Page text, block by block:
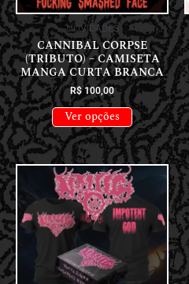
NOVIDADES
CANNIBAL CORPSE
(TRIBUTO) – CAMISETA
MANGA CURTA BRANCA
R$100,00
Ver opções